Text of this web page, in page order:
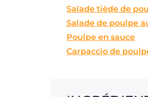
Salade tiède de
Salade de poulpe
Poulpe en sauce
Carpaccio de